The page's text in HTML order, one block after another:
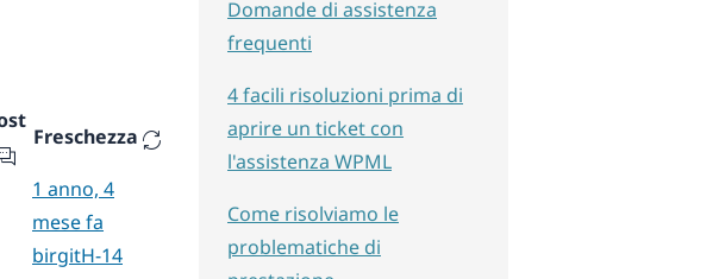
Freschezza
1 anno, 4
mese fa
birgitH-14
Domande di assistenza
frequenti
4 facili risoluzioni prima di
aprire un ticket con
l'assistenza WPML
Come risolviamo le
problematiche di